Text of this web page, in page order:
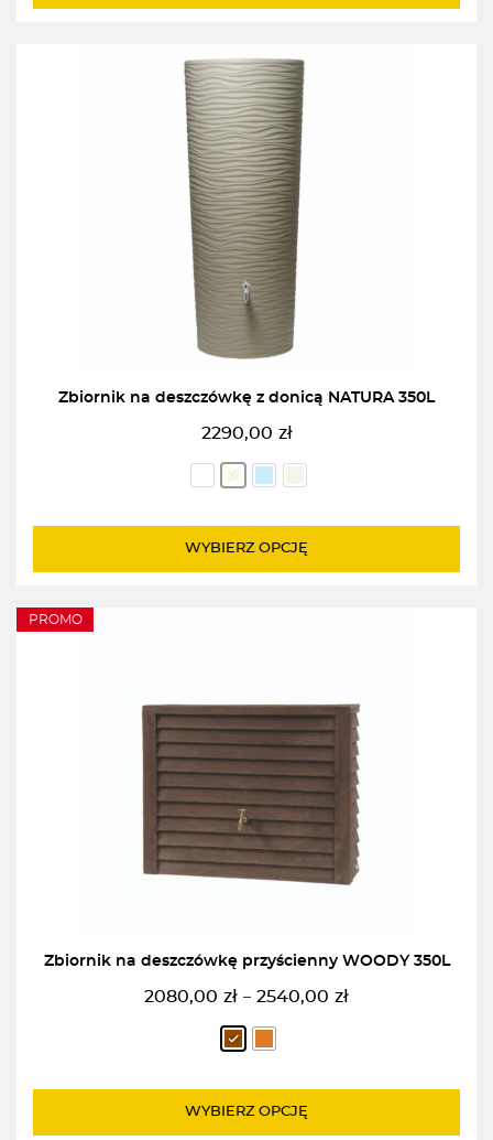
Zbiornik na deszczówkę z donicą NATURA 350L
2290,00 zł
WYBIERZ OPCJĘ
PROMO
Zbiornik na deszczówkę przyścienny WOODY 350L
2080,00 zł – 2540,00 zł
Zakres
cen:
od
do
WYBIERZ OPCJĘ